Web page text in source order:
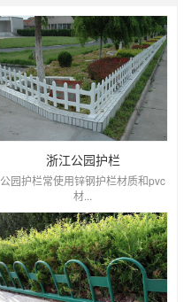
浙江公园护栏
公园护栏常使用锌钢护栏材质和pvc
材...